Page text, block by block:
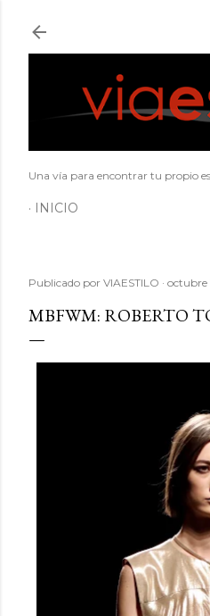
Una vía para encontrar tu propio
INICIO
Publicado por VIAESTILO octubre
MBFWM: ROBERTO